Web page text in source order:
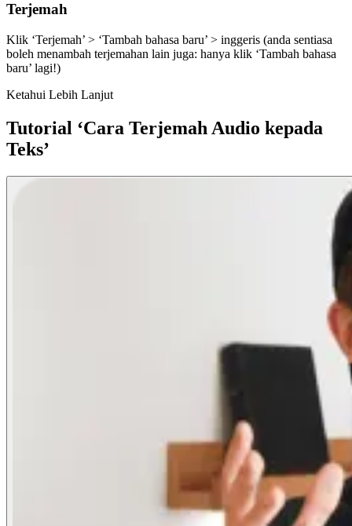
Terjemah
Klik ‘Terjemah’ > ‘Tambah bahasa baru’ > inggeris (anda sentiasa
boleh menambah terjemahan lain juga: hanya klik ‘Tambah bahasa
baru’ lagi!)
Ketahui Lebih Lanjut
Tutorial ‘Cara Terjemah Audio kepada
Teks’